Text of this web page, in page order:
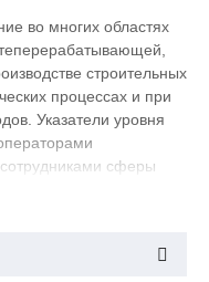
во многих областях
строительных
процессах и при
Указатели уровня
сотрудниками сферы